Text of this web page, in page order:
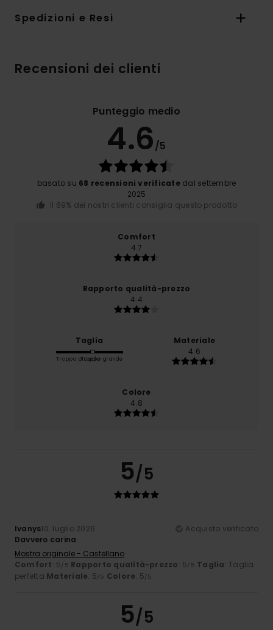
Spedizioni e Resi
Recensioni dei clienti
Punteggio medio
4.6/5
basato su 68 recensioni verificatedal settembre
2025
Il 69% dei nostri clienti consiglia questo prodotto
Comfort
4.7
Rapporto qualità-prezzo
4.4
Taglia
Troppo piccoloTroppo grande
Materiale
4.6
Colore
4.8
5/5
Ivanys10. luglio 2026
Acquisto verificato
Davvero carina
Mostra originale - Castellano
Comfort: 5/5 Rapporto qualità-prezzo: 5/5 Taglia: Taglia
perfetta Materiale: 5/5 Colore: 5/5
5/5